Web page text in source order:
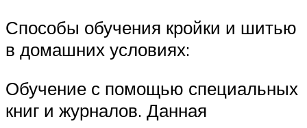
Способы обучения кройки и шитью
в домашних условиях:
Обучение с помощью специальных
книг и журналов. Данная